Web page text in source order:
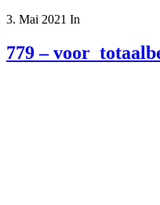
3. Mai 2021 In
779 –